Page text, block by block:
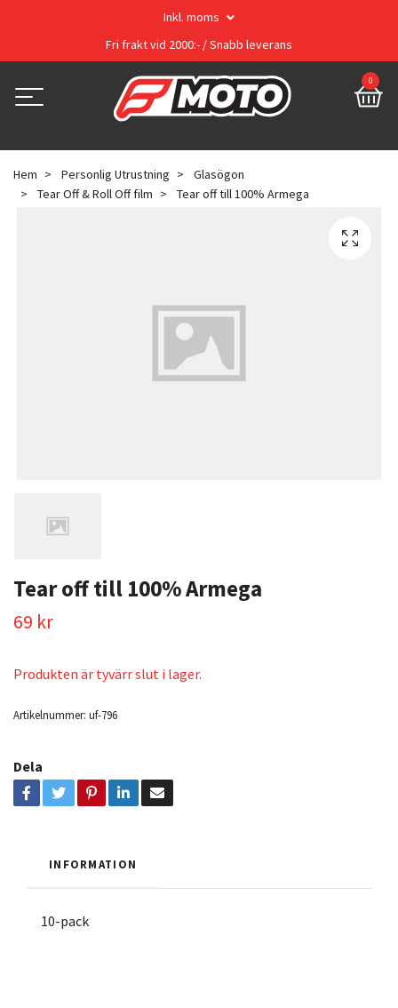
Inkl. moms
Fri frakt vid 2000:- / Snabb leverans
0
Hem Personlig Utrustning
Glasögon
Tear Off & Roll Off film
Tear off till 100% Armega
Tear off till 100% Armega
69 kr
Produkten är tyvärr slut i lager.
Artikelnummer: uf-796
Dela
INFORMATION
10-pack